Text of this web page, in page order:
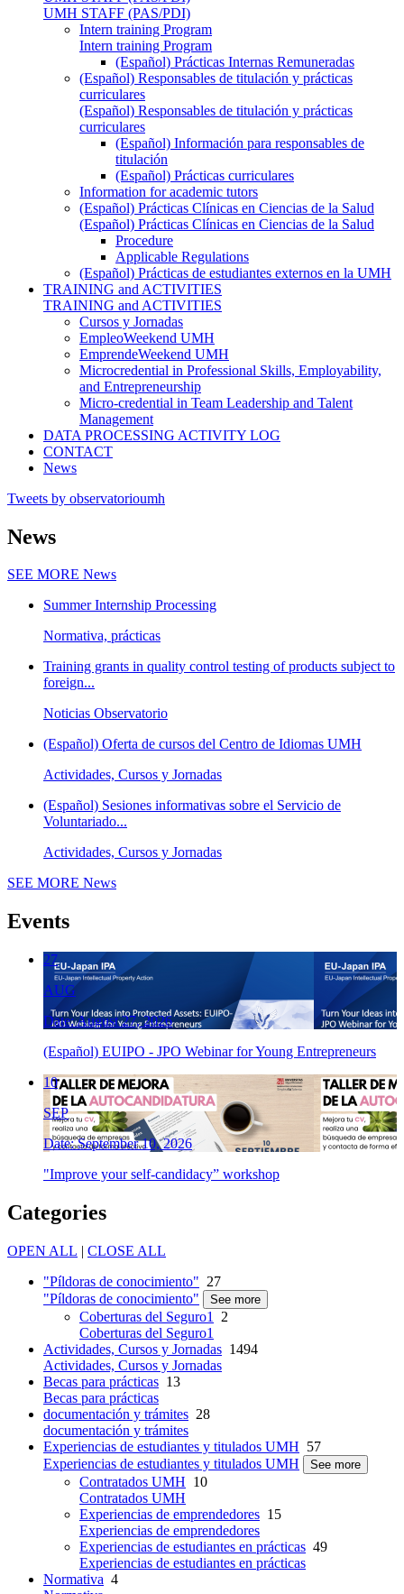
UMH STAFF (PAS/PDI)
Intern training Program
Intern training Program
(Español) Prácticas Internas Remuneradas
(Español) Responsables de titulación y prácticas
curriculares
(Español) Responsables de titulación y prácticas
curriculares
(Español) Información para responsables de
titulación
(Español) Prácticas curriculares
Information for academic tutors
(Español) Prácticas Clínicas en Ciencias de la Salud
(Español) Prácticas Clínicas en Ciencias de la Salud
Procedure
Applicable Regulations
(Español) Prácticas de estudiantes externos en la UMH
TRAINING and ACTIVITIES
TRAINING and ACTIVITIES
Cursos y Jornadas
EmpleoWeekend UMH
EmprendeWeekend UMH
Microcredential in Professional Skills, Employability,
and Entrepreneurship
Micro-credential in Team Leadership and Talent
Management
DATA PROCESSING ACTIVITY LOG
CONTACT
News
Tweets by observatorioumh
News
SEE MORE News
Summer Internship Processing
Normativa, prácticas
Training grants in quality control testing of products subject to
foreign...
Noticias Observatorio
(Español) Oferta de cursos del Centro de Idiomas UMH
Actividades, Cursos y Jornadas
(Español) Sesiones informativas sobre el Servicio de
Voluntariado...
Actividades, Cursos y Jornadas
SEE MORE News
Events
27
AUG
Date: August 27, 2026
(Español) EUIPO - JPO Webinar for Young Entrepreneurs
10
SEP
Date: September 10, 2026
"Improve your self-candidacy” workshop
Categories
OPEN ALL | CLOSE ALL
"Píldoras de conocimiento" 27
"Píldoras de conocimiento"
See more
Coberturas del Seguro1
2
Coberturas del Seguro1
Actividades, Cursos y Jornadas 1494
Actividades, Cursos y Jornadas
Becas para prácticas 13
Becas para prácticas
documentación y trámites 28
documentación y trámites
Experiencias de estudiantes y titulados UMH 57
Experiencias de estudiantes y titulados UMH
See more
Contratados UMH 10
Contratados UMH
Experiencias de emprendedores 15
Experiencias de emprendedores
Experiencias de estudiantes en prácticas 49
Experiencias de estudiantes en prácticas
Normativa 4